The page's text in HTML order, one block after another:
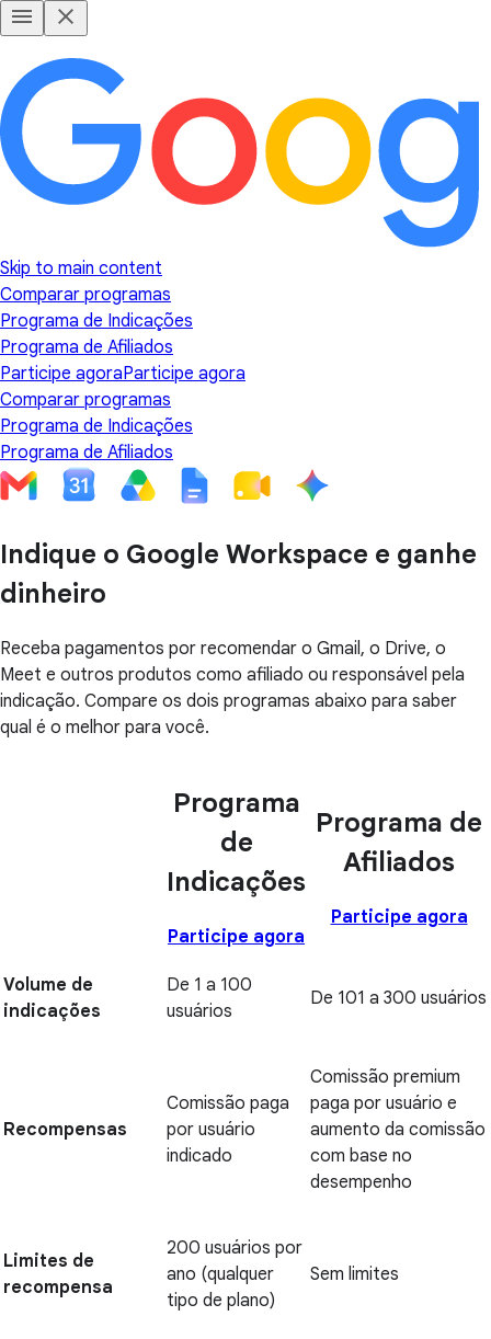
Skip to main content
Comparar programas
Programa de Indicações
Programa de Afiliados
Participe agoraParticipe agora
Comparar programas
Programa de Indicações
Programa de Afiliados
Indique o Google Workspace e ganhe
dinheiro
Receba pagamentos por recomendar o Gmail, o Drive, o
Meet e outros produtos como afiliado ou responsável pela
indicação. Compare os dois programas abaixo para saber
qual é o melhor para você.
Programa
de
Indicações
Participe agora
Programa de
Afiliados
Participe agora
Volume de
indicações
De 1 a 100
usuários
De 101 a 300 usuários
Recompensas
Comissão paga
por usuário
indicado
Comissão premium
paga por usuário e
aumento da comissão
com base no
desempenho
Limites de
recompensa
200 usuários por
ano (qualquer
tipo de plano)
Sem limites